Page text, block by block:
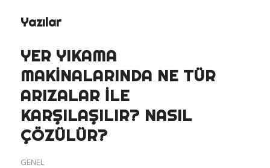
Yazılar
YER YIKAMA
MAKINALARINDA NE TÜR
ARIZALAR ILE
KARŞILAŞILIR? NASIL
ÇÖZÜLÜR?
GENEL